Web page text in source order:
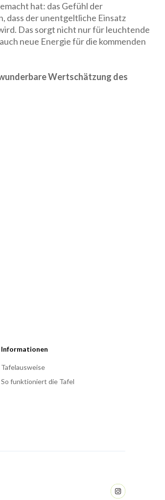
hat: das Gefühl der
dass der unentgeltliche Einsatz
Das sorgt nicht nur für leuchtende
neue Energie für die kommenden
Wertschätzung des
Informationen
Tafelausweise
So funktioniert die Tafel